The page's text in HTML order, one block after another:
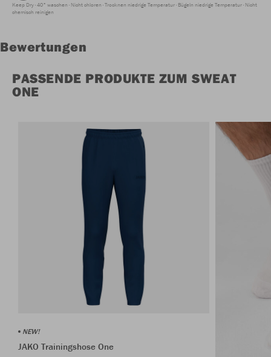
Keep Dry 40° waschen Nicht chloren Trocknen niedrige Temperatur Bügeln niedrige Temperatur Nicht
chemisch reinigen
Bewertungen
PASSENDE PRODUKTE ZUM SWEAT
ONE
NEW!
JAKO Trainingshose One